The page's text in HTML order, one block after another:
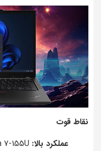
نقاط قوت
عملکرد بالا: